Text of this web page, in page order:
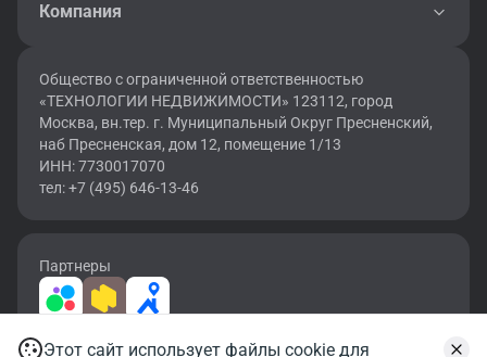
Компания
Общество с ограниченной ответственностью
«ТЕХНОЛОГИИ НЕДВИЖИМОСТИ» 123112, город
Москва, вн.тер. г. Муниципальный Округ Пресненский,
наб Пресненская, дом 12, помещение 1/13
ИНН: 7730017070
тел: +7 (495) 646-13-46
Партнеры
Этот сайт использует файлы cookie для